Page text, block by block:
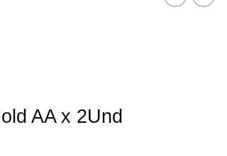
AA x 2Und